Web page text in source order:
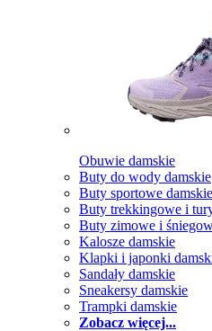
Obuwie damskie
Buty do wody damskie
Buty sportowe damskie
Buty trekkingowe i
Buty zimowe i
Kalosze damskie
Klapki i japonki
Sandały damskie
Sneakersy damskie
Trampki damskie
Zobacz więcej...